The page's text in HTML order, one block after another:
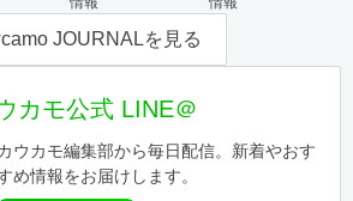
JOURNALを見る
カモ公式 LINE＠
ウカモ編集部から毎日配信。新着やおす
め情報をお届けします。